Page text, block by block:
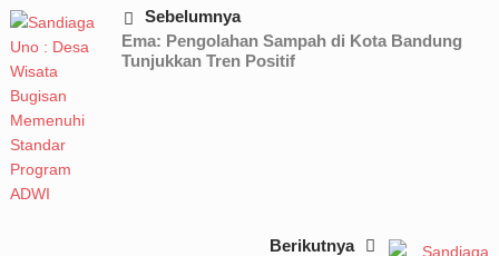
Sebelumnya
Ema: Pengolahan Sampah di Kota Bandung
Tunjukkan Tren Positif
Berikutnya